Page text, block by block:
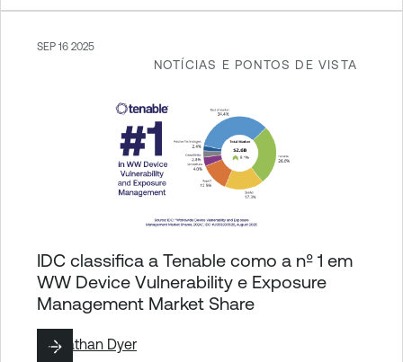
NOTÍCIAS E PONTOS DE VISTA
SEP 16 2025
IDC classifica a Tenable como a nº 1 em
WW Device Vulnerability e Exposure
Management Market Share
ByNathan Dyer